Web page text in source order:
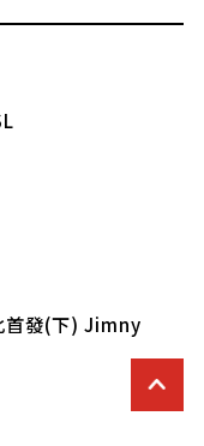
型
升級
Edition
睹為快
台開改